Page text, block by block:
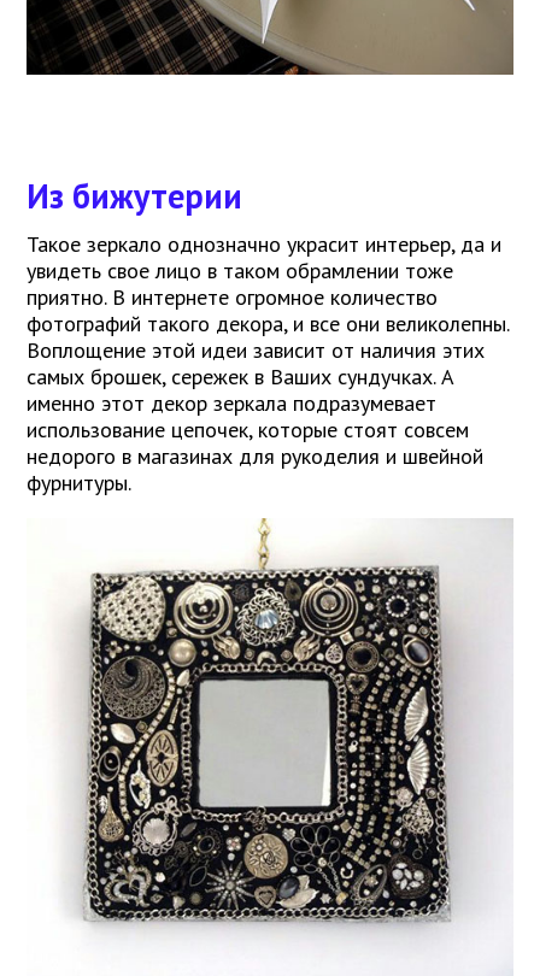
Из бижутерии
Такое зеркало однозначно украсит интерьер, да и
увидеть свое лицо в таком обрамлении тоже
приятно. В интернете огромное количество
фотографий такого декора, и все они великолепны.
Воплощение этой идеи зависит от наличия этих
самых брошек, сережек в Ваших сундучках. А
именно этот декор зеркала подразумевает
использование цепочек, которые стоят совсем
недорого в магазинах для рукоделия и швейной
фурнитуры.